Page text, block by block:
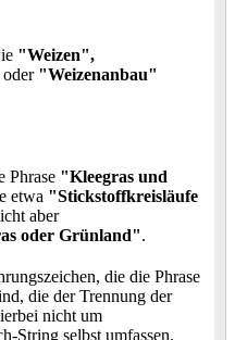
"Weizen",
oder "Weizenanbau"
Phrase "Kleegras und
etwa "Stickstoffkreisläufe
aber
oder Grünland".
die die Phrase
die der Trennung der
nicht um
String selbst umfassen.